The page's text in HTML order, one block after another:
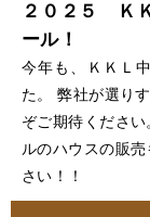
２０２５ Ｋ
ール！
今年も、ＫＫＬ
た。 弊社が選り
ぞご期待くださ
ルのハウスの販
さい！！